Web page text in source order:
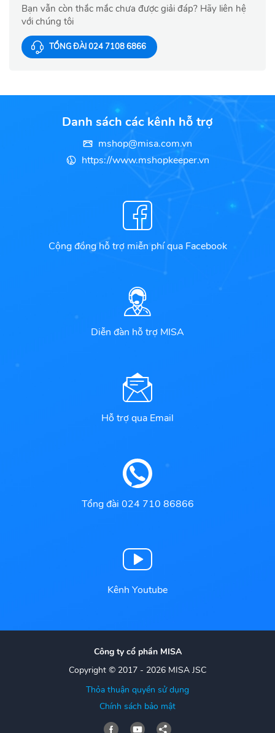
Bạn vẫn còn thắc mắc chưa được giải đáp? Hãy liên hệ
với chúng tôi
TỔNG ĐÀI 024 7108 6866
Danh sách các kênh hỗ trợ
mshop@misa.com.vn
https://www.mshopkeeper.vn
Cộng đồng hỗ trợ miễn phí qua Facebook
Diễn đàn hỗ trợ MISA
Hỗ trợ qua Email
Tổng đài 024 710 86866
Kênh Youtube
Công ty cổ phần MISA
Copyright © 2017 - 2026 MISA JSC
Thỏa thuận quyền sử dụng
Chính sách bảo mật